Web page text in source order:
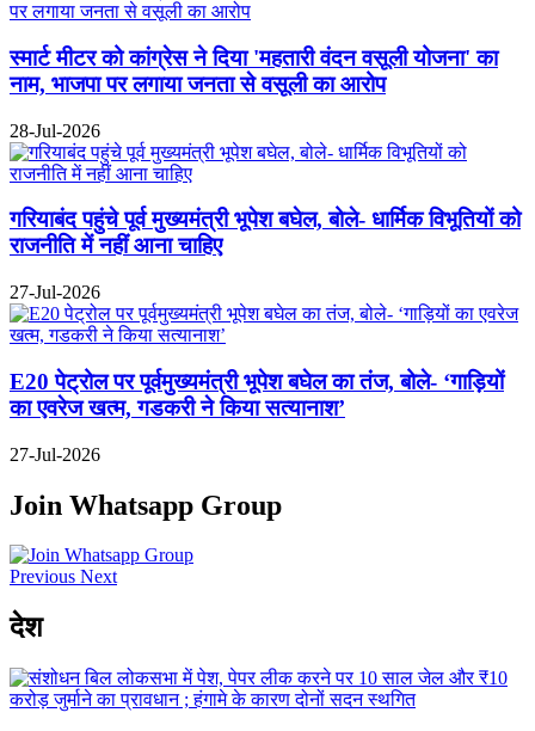
स्मार्ट मीटर को कांग्रेस ने दिया 'महतारी वंदन वसूली योजना' का
नाम, भाजपा पर लगाया जनता से वसूली का आरोप
28-Jul-2026
गरियाबंद पहुंचे पूर्व मुख्यमंत्री भूपेश बघेल, बोले- धार्मिक विभूतियों को
राजनीति में नहीं आना चाहिए
27-Jul-2026
E20 पेट्रोल पर पूर्वमुख्यमंत्री भूपेश बघेल का तंज, बोले- ‘गाड़ियों
का एवरेज खत्म, गडकरी ने किया सत्यानाश’
27-Jul-2026
Join Whatsapp Group
Previous Next
देश